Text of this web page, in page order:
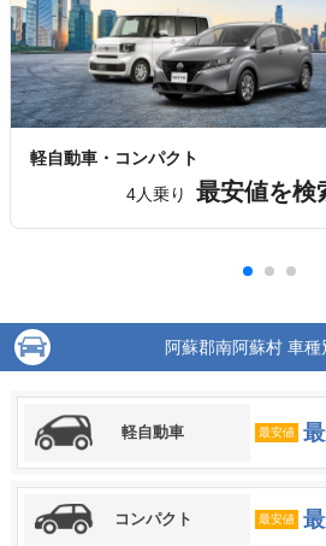
軽自動車・コンパクト
4人乗り
最安値を検
阿蘇郡南阿蘇村 車
軽自動車 最安値
コンパクト 最安値